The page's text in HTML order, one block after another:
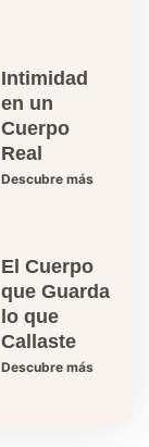
Intimidad
en un
Cuerpo
Real
Descubre más
El Cuerpo
que Guarda
lo que
Callaste
Descubre más